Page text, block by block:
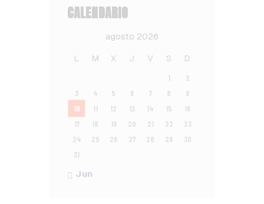
CALENDARIO
agosto 2026
L
M X J V S D
1
2
3
4 5 6 7 8
9
10
11 12 13 14 15
16
17
18 19 20 21 22
23
24
25 26 27 28 29
30
31
« Jun